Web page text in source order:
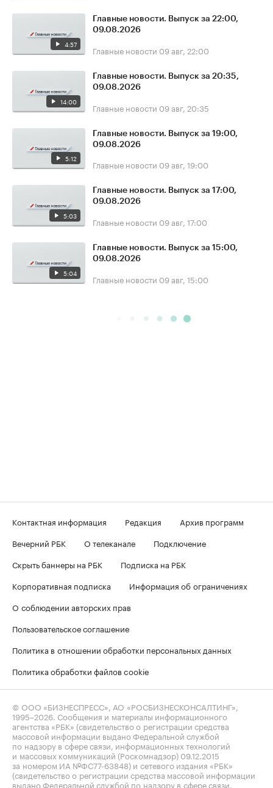
4:57
Главные новости. Выпуск за 22:00,
09.08.2026
Главные новости 09 авг, 22:00
14:00
Главные новости. Выпуск за 20:35,
09.08.2026
Главные новости 09 авг, 20:35
5:12
Главные новости. Выпуск за 19:00,
09.08.2026
Главные новости 09 авг, 19:00
5:03
Главные новости. Выпуск за 17:00,
09.08.2026
Главные новости 09 авг, 17:00
5:04
Главные новости. Выпуск за 15:00,
09.08.2026
Главные новости 09 авг, 15:00
Контактная информация Редакция
Архив программ
Вечерний РБК
О телеканале
Подключение
Скрыть баннеры на РБК
Подписка на РБК
Корпоративная подписка
Информация об ограничениях
О соблюдении авторских прав
Пользовательское соглашение
Политика в отношении обработки персональных данных
Политика обработки файлов cookie
© ООО «БИЗНЕСПРЕСС», АО «РОСБИЗНЕСКОНСАЛТИНГ»,
1995–2026 . Сообщения и материалы информационного
агентства «РБК» (свидетельство о регистрации средства
массовой информации выдано Федеральной службой
по надзору в сфере связи, информационных технологий
и массовых коммуникаций (Роскомнадзор) 09.12.2015
за номером ИА №ФС77-63848) и сетевого издания «РБК»
(свидетельство о регистрации средства массовой информации
выдано Федеральной службой по надзору в сфере связи,